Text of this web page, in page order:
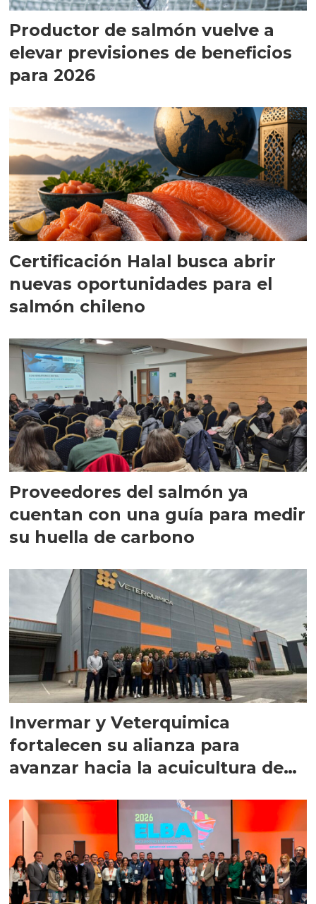
Productor de salmón vuelve a
elevar previsiones de beneficios
para 2026
Certificación Halal busca abrir
nuevas oportunidades para el
salmón chileno
Proveedores del salmón ya
cuentan con una guía para medir
su huella de carbono
Invermar y Veterquimica
fortalecen su alianza para
avanzar hacia la acuicultura de